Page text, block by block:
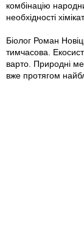
комбінацію
необхідності
Біолог Роман
тимчасова.
варто. Природні
вже протягом